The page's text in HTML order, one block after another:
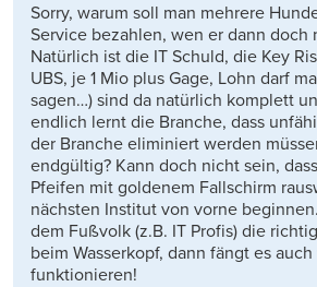
Sorry, warum soll man mehrere
Service bezahlen, wen er dann
Natürlich ist die IT Schuld, die Key
UBS, je 1 Mio plus Gage, Lohn darf
sagen…) sind da natürlich komplett
endlich lernt die Branche, dass
der Branche eliminiert werden
endgültig? Kann doch nicht sein,
Pfeifen mit goldenem Fallschirm
nächsten Institut von vorne
dem Fußvolk (z.B. IT Profis) die
beim Wasserkopf, dann fängt es
funktionieren!